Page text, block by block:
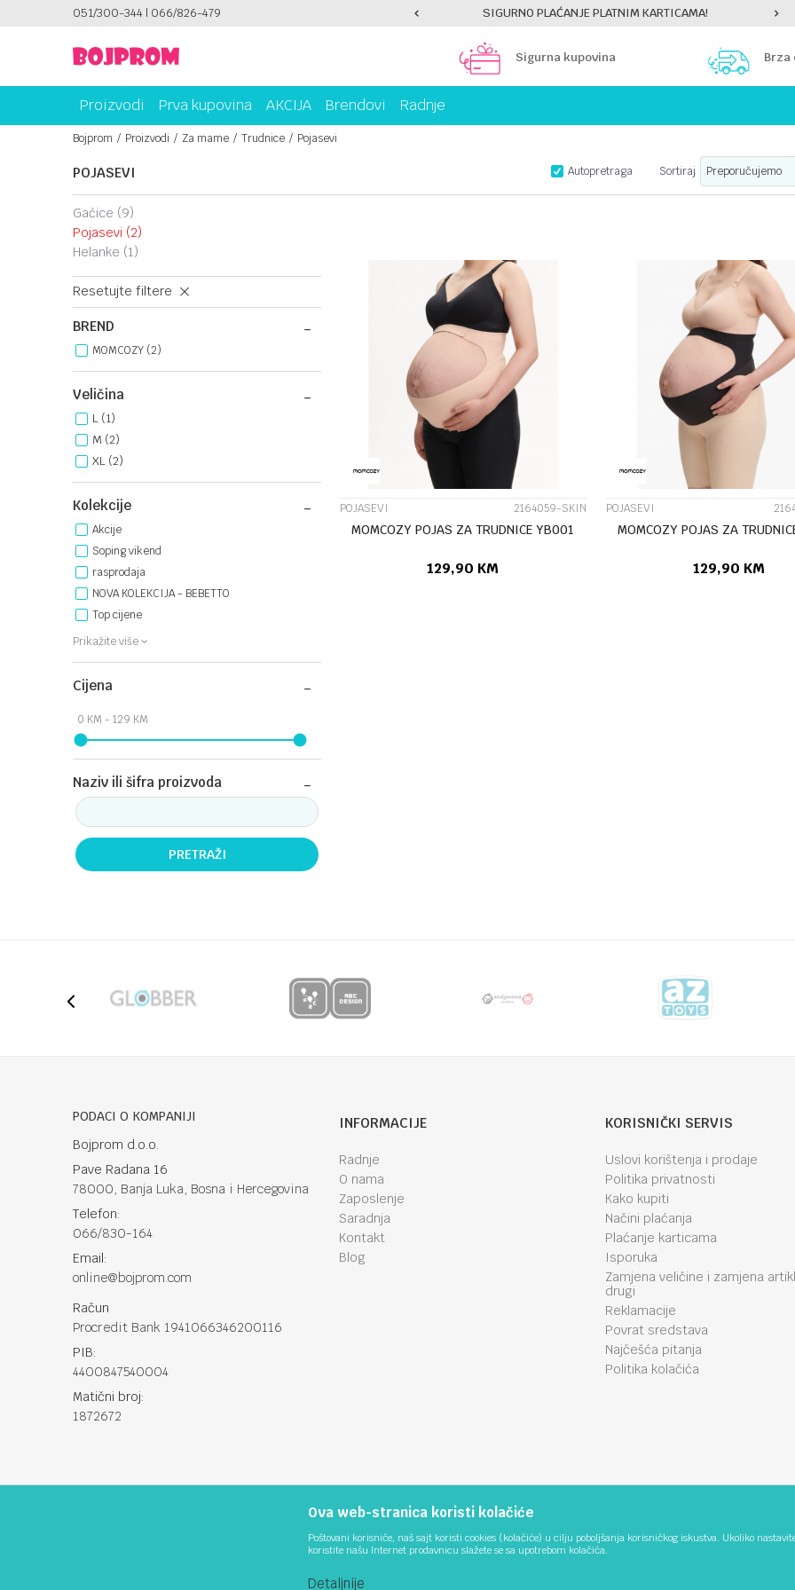
051/300-344 | 066/826-479PLATI UNICREDIT KARTICOM NA RATE! SIGURNO PLAĆANJE PLATNIM KARTICAMA!
Sigurna kupovina Brza
Proizvodi Prva kupovina AKCIJA Brendovi Radnje
Bojprom Proizvodi Za mame Trudnice Pojasevi
POJASEVI Autopretraga Sortiraj
gaćice (9)
pojasevi (2)
helanke (1)
Resetujte filtere
BREND
MOMCOZY (2)
Veličina
L (1)
M (2)
XL (2)
Kolekcije
Akcije
Soping vikend
rasprodaja
NOVA KOLEKCIJA - BEBETTO
Top cijene
Prikažite više
Cijena
Naziv ili šifra proizvoda
PRETRAŽI
UPOREDI
POJASEVI 2164059-SKIN
MOMCOZY POJAS ZA TRUDNICE YB001
129,90 KM
UPOREDI
POJASEVI
MOMCOZY POJAS ZA
129,90 KM
PODACI O KOMPANIJI
Bojprom d.o.o.
Pave Radana 16
78000, Banja Luka, Bosna i Hercegovina
Telefon:
066/830-164
Email:
online@bojprom.com
Račun
Procredit Bank 1941066346200116
PIB:
4400847540004
Matični broj:
1872672
INFORMACIJE
Radnje
O nama
Zaposlenje
Saradnja
Kontakt
Blog
KORISNIČKI SERVIS
Uslovi korištenja i prodaje
Politika privatnosti
Kako kupiti
Načini plaćanja
Plaćanje karticama
Isporuka
Zamjena veličine i zamjena
drugi
Reklamacije
Povrat sredstava
Najčešća pitanja
Politika kolačića
Ova web-stranica koristi kolačiće
Poštovani korisniče, naš sajt koristi cookies (kolačiće) u cilju poboljšanja korisničkog iskustva. Ukoliko
koristite našu Internet prodavnicu slažete se sa upotrebom kolačića.
Detaljnije